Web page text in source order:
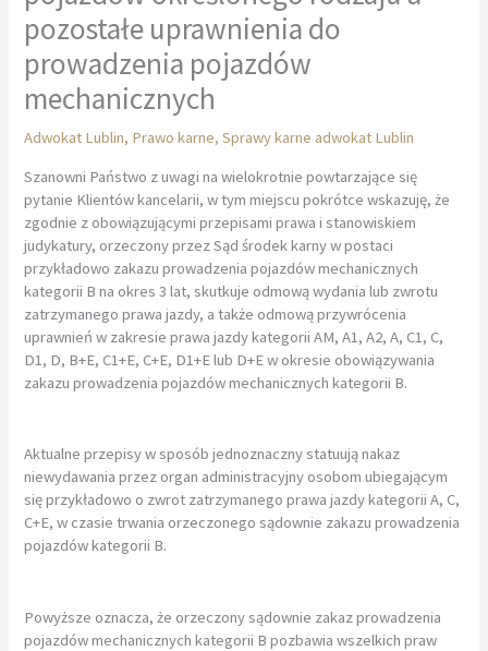
pozostałe uprawnienia do
prowadzenia pojazdów
mechanicznych
Adwokat Lublin, Prawo karne,Sprawy karne adwokat Lublin
Szanowni Państwo z uwagi na wielokrotnie powtarzające się
pytanie Klientów kancelarii, w tym miejscu pokrótce wskazuję, że
zgodnie z obowiązującymi przepisami prawa i stanowiskiem
judykatury, orzeczony przez Sąd środek karny w postaci
przykładowo zakazu prowadzenia pojazdów mechanicznych
kategorii B na okres 3 lat, skutkuje odmową wydania lub zwrotu
zatrzymanego prawa jazdy, a także odmową przywrócenia
uprawnień w zakresie prawa jazdy kategorii AM, A1, A2, A, C1, C,
D1, D, B+E, C1+E, C+E, D1+E lub D+E w okresie obowiązywania
zakazu prowadzenia pojazdów mechanicznych kategorii B.
Aktualne przepisy w sposób jednoznaczny statuują nakaz
niewydawania przez organ administracyjny osobom ubiegającym
się przykładowo o zwrot zatrzymanego prawa jazdy kategorii A, C,
C+E, w czasie trwania orzeczonego sądownie zakazu prowadzenia
pojazdów kategorii B.
Powyższe oznacza, że orzeczony sądownie zakaz prowadzenia
pojazdów mechanicznych kategorii B pozbawia wszelkich praw